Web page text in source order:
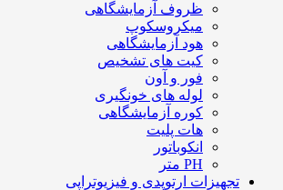
ظروف آزمایشگاهی
میکروسکوپ
هود آزمایشگاهی
کیت های تشخیص
فور و آون
لوله های خونگیری
کوره آزمایشگاهی
هات پلیت
انکوباتور
PH متر
تجهیزات ارتوپدی و فیزیوتراپی